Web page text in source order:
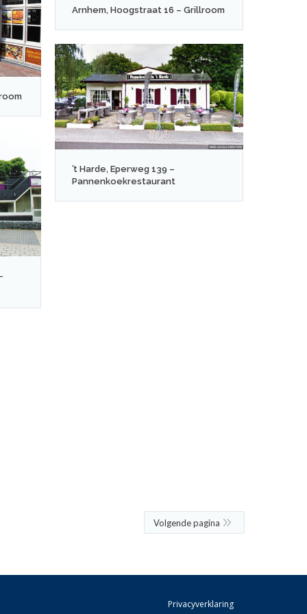
Arnhem, Hoogstraat 16 – Grillroom
’t Harde, Eperweg 139 –
Pannenkoekrestaurant
Volgende pagina
Privacyverklaring